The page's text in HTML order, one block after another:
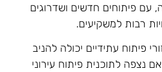
פיתוחים חדשים ושדרוגים
רבות למשקיעים.
פיתוח עתידיים יכולה להניב
נצפה לתוכנית פיתוח עירוני